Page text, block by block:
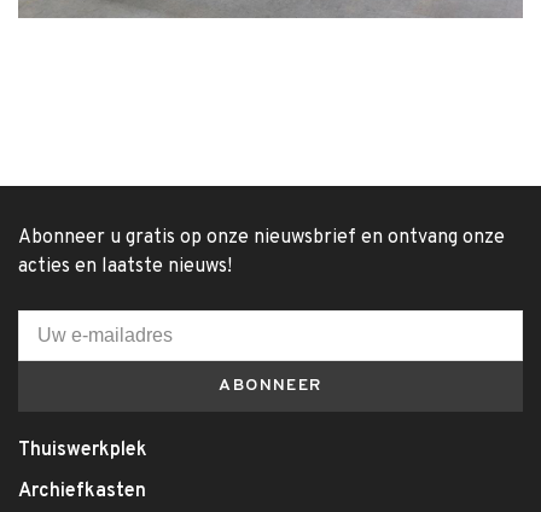
Abonneer u gratis op onze nieuwsbrief en ontvang onze
acties en laatste nieuws!
ABONNEER
Thuiswerkplek
Archiefkasten